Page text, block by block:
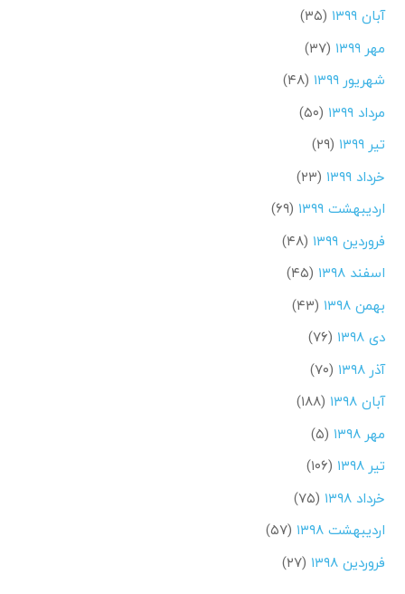
آبان ۱۳۹۹
(۳۵)
مهر ۱۳۹۹
(۳۷)
شهریور ۱۳۹۹
(۴۸)
مرداد ۱۳۹۹
(۵۰)
تیر ۱۳۹۹
(۲۹)
خرداد ۱۳۹۹
(۲۳)
اردیبهشت ۱۳۹۹
(۶۹)
فروردین ۱۳۹۹
(۴۸)
اسفند ۱۳۹۸
(۴۵)
بهمن ۱۳۹۸
(۴۳)
دی ۱۳۹۸
(۷۶)
آذر ۱۳۹۸
(۷۰)
آبان ۱۳۹۸
(۱۸۸)
مهر ۱۳۹۸
(۵)
تیر ۱۳۹۸
(۱۰۶)
خرداد ۱۳۹۸
(۷۵)
اردیبهشت ۱۳۹۸
(۵۷)
فروردین ۱۳۹۸
(۲۷)